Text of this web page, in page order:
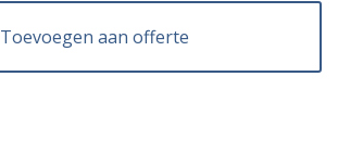
Toevoegen aan offerte